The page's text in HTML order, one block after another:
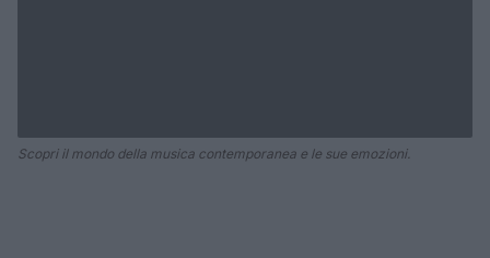
Scopri il mondo della musica contemporanea e le sue emozioni.